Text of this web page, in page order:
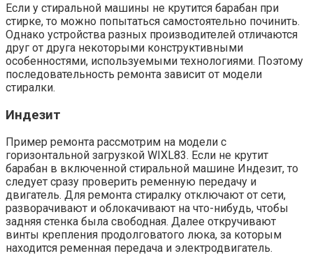
Если у стиральной машины не крутится барабан при
стирке, то можно попытаться самостоятельно починить.
Однако устройства разных производителей отличаются
друг от друга некоторыми конструктивными
особенностями, используемыми технологиями. Поэтому
последовательность ремонта зависит от модели
стиралки.
Индезит
Пример ремонта рассмотрим на модели с
горизонтальной загрузкой WIXL83. Если не крутит
барабан в включенной стиральной машине Индезит, то
следует сразу проверить ременную передачу и
двигатель. Для ремонта стиралку отключают от сети,
разворачивают и облокачивают на что-нибудь, чтобы
задняя стенка была свободная. Далее откручивают
винты крепления продолговатого люка, за которым
находится ременная передача и электродвигатель.